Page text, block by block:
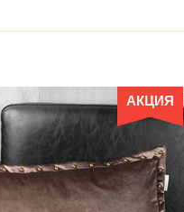
АКЦИЯ